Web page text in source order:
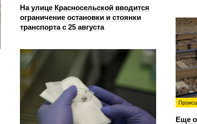
На улице Красносельской вводится
ограничение остановки и стоянки
транспорта с 25 августа
Еще